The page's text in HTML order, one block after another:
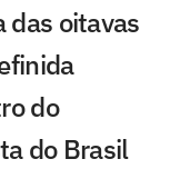
das oitavas
do
do Brasil